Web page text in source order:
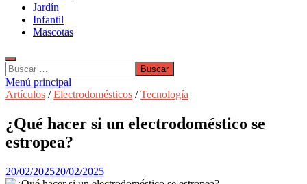
Jardín
Infantil
Mascotas
Buscar:
Menú principal
Artículos /Electrodomésticos /Tecnología
¿Qué hacer si un electrodoméstico se
estropea?
20/02/202520/02/2025